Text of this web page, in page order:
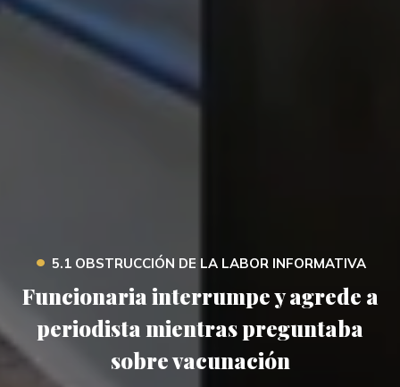
• 5.1 OBSTRUCCIÓN DE LA LABOR INFORMATIVA
Funcionaria interrumpe y agrede a
periodista mientras preguntaba
sobre vacunación